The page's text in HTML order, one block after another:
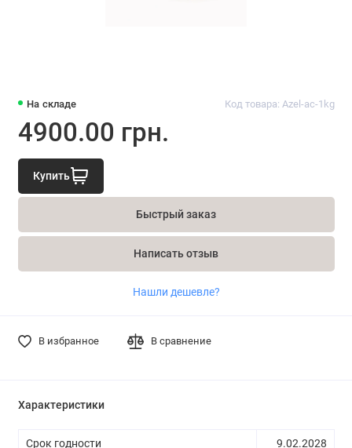
На складе Код товара: Azel-ac-1kg
4900.00 грн.
Купить
Быстрый заказ
Написать отзыв
Нашли дешевле?
В избранное В сравнение
Характеристики
Срок годности 9.02.2028